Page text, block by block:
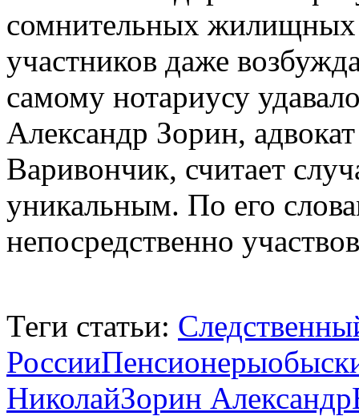
сомнительных
участников даже
самому нотариусу
Александр Зорин,
Варивончик, считает
уникальным. По его
непосредственно
Теги статьи:
РоссииПенсионеры
НиколайЗорин Александр